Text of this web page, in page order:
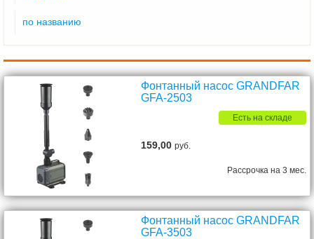
по названию
Фонтанный насос GRANDFAR
GFA-2503
Есть на складе
159,00руб.
Рассрочка на 3 мес.
Фонтанный насос GRANDFAR
GFA-3503